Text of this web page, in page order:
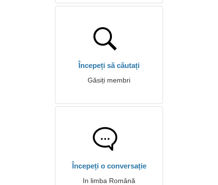
Începeți să căutați
Găsiți membri
Începeți o conversație
In limba Română